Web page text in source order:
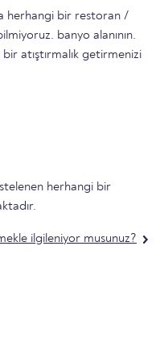
herhangi bir restoran /
banyo alanının.
atıştırmalık getirmenizi
herhangi bir
ilgileniyor musunuz?